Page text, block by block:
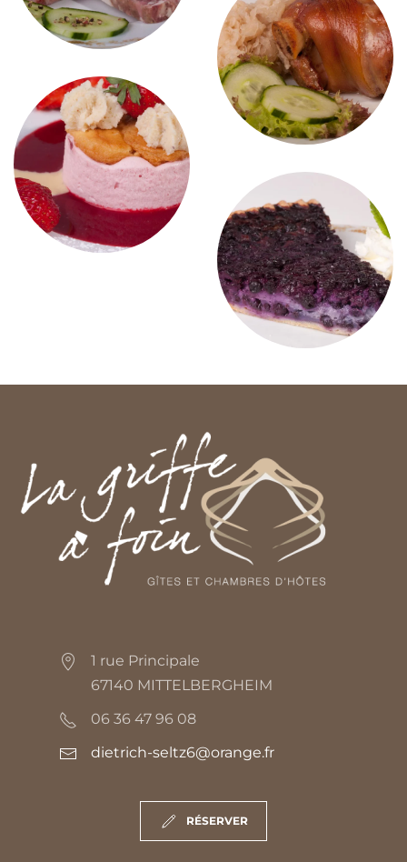
1 rue Principale
67140 MITTELBERGHEIM
06 36 47 96 08
dietrich-seltz6@orange.fr
RÉSERVER